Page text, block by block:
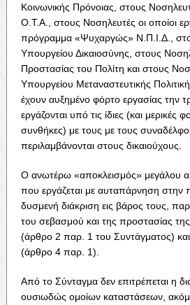
Κοινωνικής Πρόνοιας, στους
Ο.Τ.Α., στους Νοσηλευτές οι οποίοι
πρόγραμμα «Ψυχαργώς» Ν.Π.Ι.Δ.,
Υπουργείου Δικαιοσύνης, στους
Προστασίας του Πολίτη και στους
Υπουργείου Μεταναστευτικής
έχουν αυξημένο φόρτο εργασίας την
εργάζονται υπό τις ίδιες (και μερικές
συνθήκες) με τους με τους
περιλαμβάνονται στους δικαιούχους.
Ο ανωτέρω «αποκλεισμός» μεγάλου
που εργάζεται με αυταπάρνηση στην
δυσμενή διάκριση εις βάρος τους,
του σεβασμού και της προστασίας
(άρθρο 2 παρ. 1 του Συντάγματος) και
(άρθρο 4 παρ. 1).
Από το Σύνταγμα δεν επιτρέπεται η
ουσιωδώς ομοίων καταστάσεων,